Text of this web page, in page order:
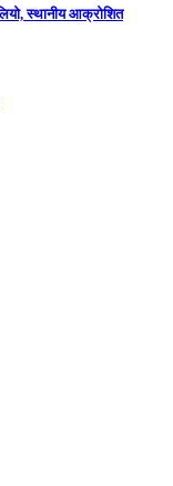
स्थानीय आक्रोशित